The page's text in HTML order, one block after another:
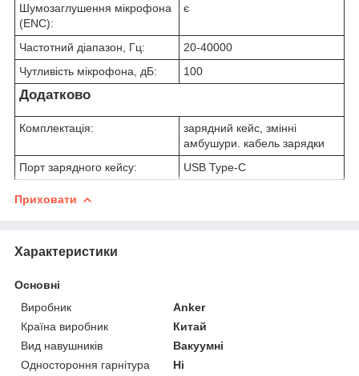
Шумозаглушення мікрофона
(ENC):
є
Частотний діапазон, Гц:
20-40000
Чутливість мікрофона, дБ:
100
Додатково
Комплектація:
зарядний кейс, змінні
амбушури. кабель зарядки
Порт зарядного кейсу:
USB Type-C
Приховати
Характеристики
Основні
Виробник
Anker
Країна виробник
Китай
Вид навушників
Вакуумні
Одностороння гарнітура
Ні